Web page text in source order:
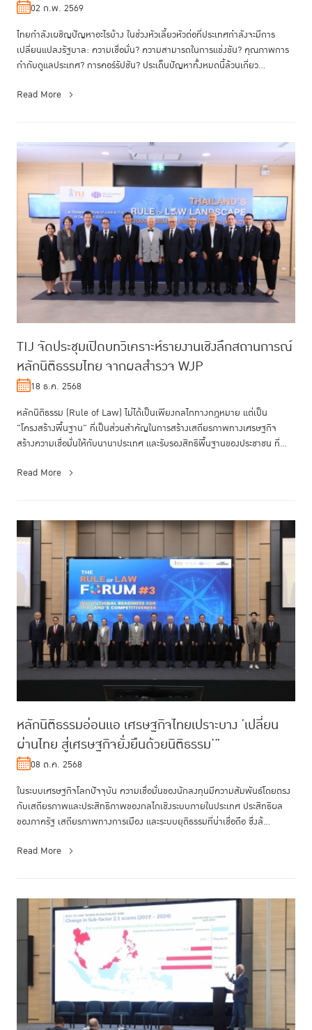
02 ก.พ. 2569
ไทยกำลังเผชิญปัญหาอะไรบ้าง ในช่วงหัวเลี้ยวหัวต่อที่ประเทศกำลังจะมีการ
เปลี่ยนแปลงรัฐบาล: ความเชื่อมั่น? ความสามารถในการแข่งขัน? คุณภาพการ
กำกับดูแลประเทศ? การคอร์รัปชัน? ประเด็นปัญหาทั้งหมดนี้ล้วนเกี่ยว...
Read More
TIJ จัดประชุมเปิดบทวิเคราะห์รายงานเชิงลึกสถานการณ์
หลักนิติธรรมไทย จากผลสำรวจ WJP
18 ธ.ค. 2568
หลักนิติธรรม (Rule of Law) ไม่ได้เป็นเพียงกลไกทางกฎหมาย แต่เป็น
"โครงสร้างพื้นฐาน" ที่เป็นส่วนสำคัญในการสร้างเสถียรภาพทางเศรษฐกิจ
สร้างความเชื่อมั่นให้กับนานาประเทศ และรับรองสิทธิพื้นฐานของประชาชน ที่...
Read More
หลักนิติธรรมอ่อนแอ เศรษฐกิจไทยเปราะบาง ‘เปลี่ยน
ผ่านไทย สู่เศรษฐกิจยั่งยืนด้วยนิติธรรม’”
08 ต.ค. 2568
ในระบบเศรษฐกิจโลกปัจจุบัน ความเชื่อมั่นของนักลงทุนมีความสัมพันธ์โดยตรง
กับเสถียรภาพและประสิทธิภาพของกลไกเชิงระบบภายในประเทศ ประสิทธิผล
ของภาครัฐ เสถียรภาพทางการเมือง และระบบยุติธรรมที่น่าเชื่อถือ ซึ่งล้...
Read More